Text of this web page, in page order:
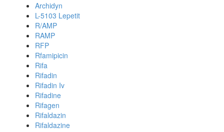
Archidyn
L-5103 Lepetit
R/AMP
RAMP
RFP
Rfamipicin
Rifa
Rifadin
Rifadin Iv
Rifadine
Rifagen
Rifaldazin
Rifaldazine